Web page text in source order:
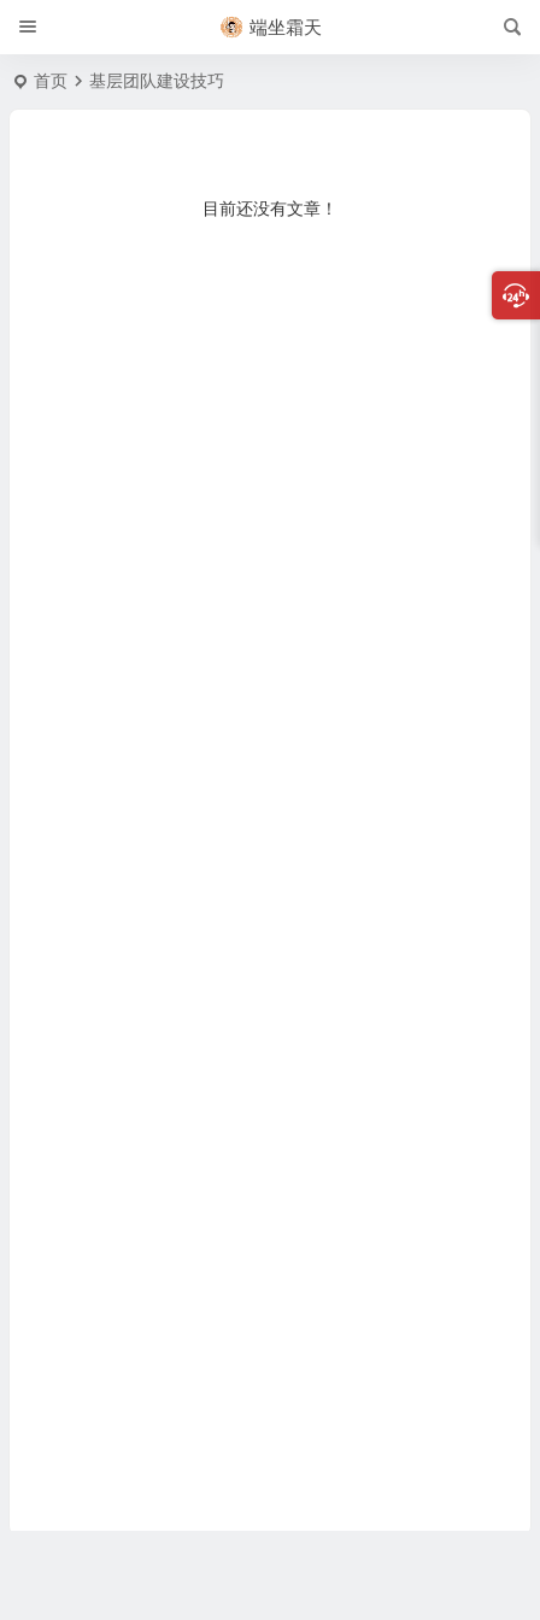
端坐霜天
首页 基层团队建设技巧
目前还没有文章！